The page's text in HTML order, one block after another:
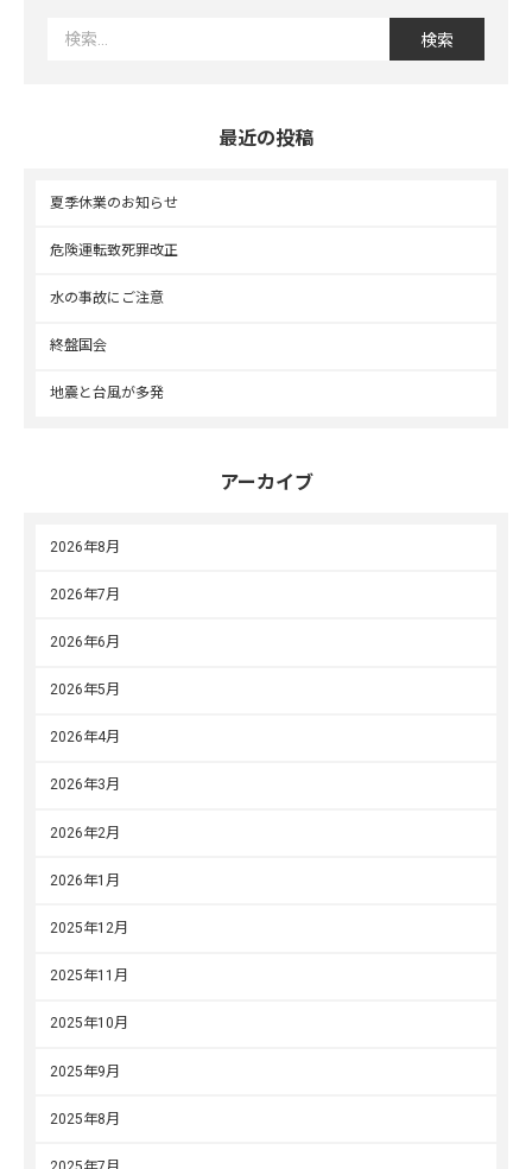
最近の投稿
夏季休業のお知らせ
危険運転致死罪改正
水の事故にご注意
終盤国会
地震と台風が多発
アーカイブ
2026年8月
2026年7月
2026年6月
2026年5月
2026年4月
2026年3月
2026年2月
2026年1月
2025年12月
2025年11月
2025年10月
2025年9月
2025年8月